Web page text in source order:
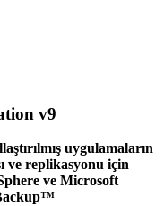
v9
uygulamaların
ve replikasyonu için
ve Microsoft